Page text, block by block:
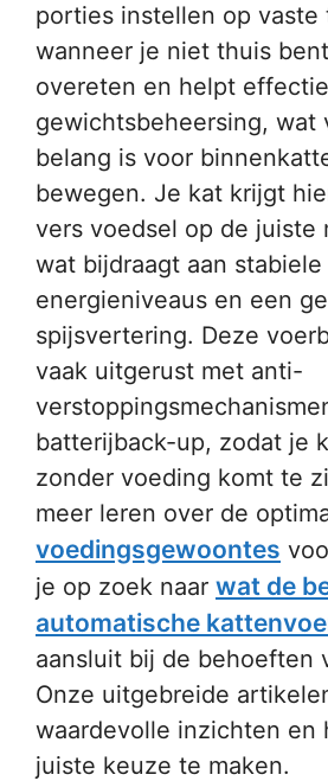
porties instellen op vaste
wanneer je niet thuis
overeten en helpt
gewichtsbeheersing, wat
belang is voor
bewegen. Je kat krijgt
vers voedsel op de juiste
wat bijdraagt aan stabiele
energieniveaus en een
spijsvertering. Deze
vaak uitgerust met anti-
batterijback-up, zodat je
zonder voeding komt te
meer leren over de
voedingsgewoontes
je op zoek naar wat de
automatische
aansluit bij de behoeften
Onze uitgebreide
waardevolle inzichten en
juiste keuze te maken.